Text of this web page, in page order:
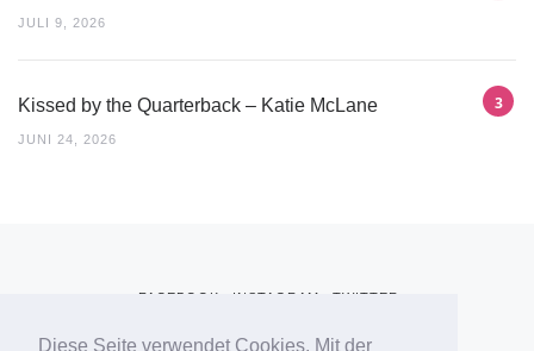
Diese Seite verwendet Cookies. Mit der
JULI 9, 2026
Kissed by the Quarterback – Katie McLane
JUNI 24, 2026
FACEBOOK INSTAGRAM TWITTER